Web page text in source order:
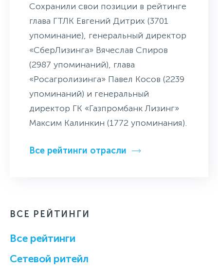
Сохранили свои позиции в рейтинге
глава ГТЛК Евгений Дитрих (3701
упоминание), генеральный директор
«СберЛизинга» Вячеслав Спиров
(2987 упоминаний), глава
«Росагролизинга» Павел Косов (2239
упоминаний) и генеральный
директор ГК «Газпромбанк Лизинг»
Максим Калинкин (1772 упоминания).
Все рейтинги отрасли
ВСЕ РЕЙТИНГИ
Все рейтинги
Cетевой ритейл